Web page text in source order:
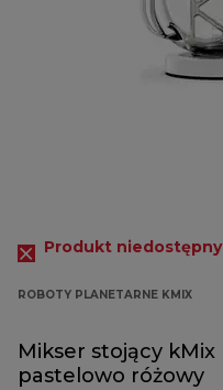
Produkt niedostępny
ROBOTY PLANETARNE KMIX
Mikser stojący kMix
pastelowo różowy